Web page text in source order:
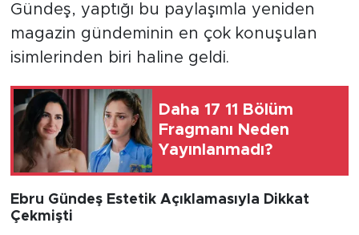
Gündeş, yaptığı bu paylaşımla yeniden
magazin gündeminin en çok konuşulan
isimlerinden biri haline geldi.
Daha 17 11 Bölüm
Fragmanı Neden
Yayınlanmadı?
Ebru Gündeş Estetik Açıklamasıyla Dikkat
Çekmişti